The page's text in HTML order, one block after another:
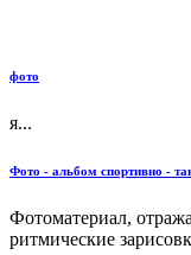
фото
я...
Фото - альбом спортивно -
Фотоматериал,
ритмические